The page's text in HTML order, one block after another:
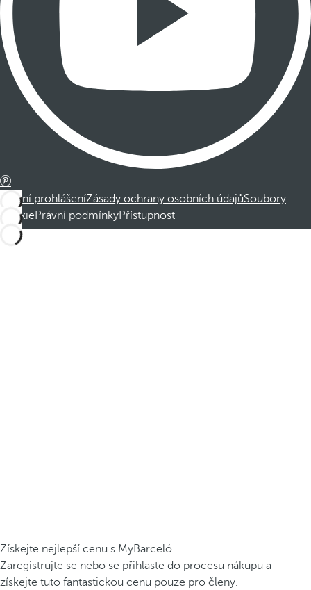
Právní prohlášeníZásady ochrany osobních údajůSoubory
cookiePrávní podmínkyPřístupnost
Získejte nejlepší cenu s MyBarceló
Zaregistrujte se nebo se přihlaste do procesu nákupu a
získejte tuto fantastickou cenu pouze pro členy.